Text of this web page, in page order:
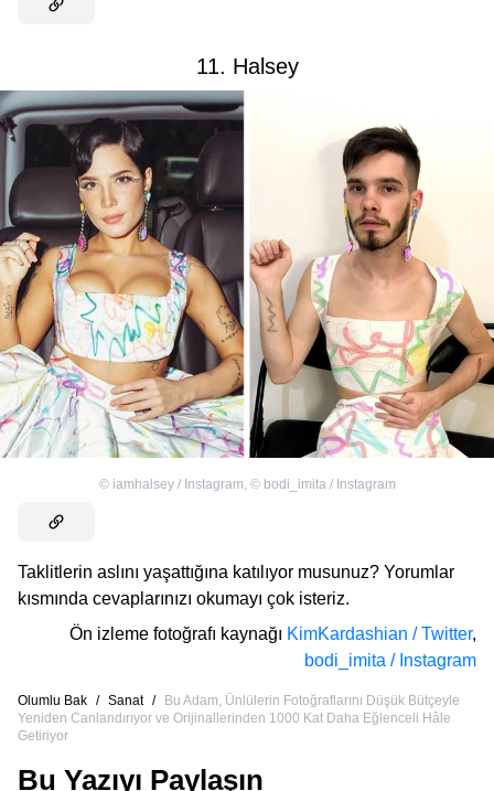
11. Halsey
© iamhalsey / Instagram © bodi_imita / Instagram
Taklitlerin aslını yaşattığına katılıyor musunuz? Yorumlar
kısmında cevaplarınızı okumayı çok isteriz.
Ön izleme fotoğrafı kaynağı KimKardashian / Twitter,
bodi_imita / Instagram
Olumlu Bak / Sanat /
Bu Adam, Ünlülerin Fotoğraflarını Düşük Bütçeyle
Yeniden Canlandırıyor ve Orijinallerinden 1000 Kat Daha Eğlenceli Hâle
Getiriyor
Bu Yazıyı Paylaşın